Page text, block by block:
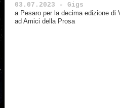
03.07.2023 - Gigs
a Pesaro per la decima edizione di
ad Amici della Prosa